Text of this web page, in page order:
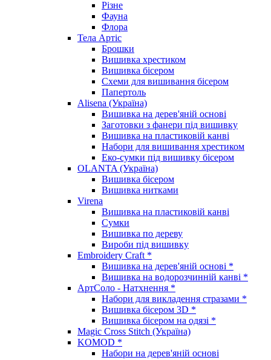
Різне
Фауна
Флора
Тела Артіс
Брошки
Вишивка хрестиком
Вишивка бісером
Схеми для вишивання бісером
Папертоль
Alisena (Україна)
Вишивка на дерев'яній основі
Заготовки з фанери під вишивку
Вишивка на пластиковій канві
Набори для вишивання хрестиком
Еко-сумки під вишивку бісером
OLANTA (Україна)
Вишивка бісером
Вишивка нитками
Virena
Вишивка на пластиковій канві
Сумки
Вишивка по дереву
Вироби під вишивку
Embroidery Craft *
Вишивка на дерев'яній основі *
Вишивка на водорозчинній канві *
АртСоло - Натхнення *
Набори для викладення стразами *
Вишивка бісером 3D *
Вишивка бісером на одязі *
Magic Cross Stitch (Україна)
KOMOD *
Набори на дерев'яній основі